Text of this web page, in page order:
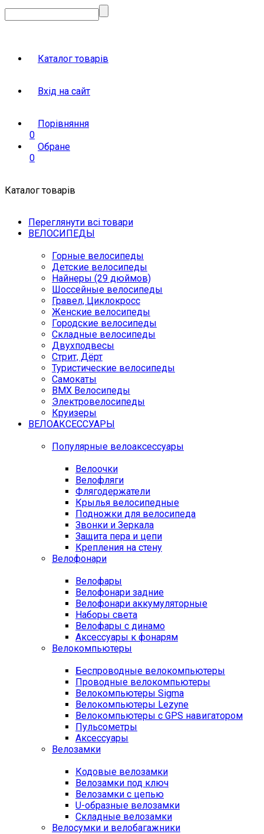
Каталог товарів
Вхід на сайт
Порівняння
0
Обране
0
Каталог товарів
Переглянути всі товари
ВЕЛОСИПЕДЫ
Горные велосипеды
Детские велосипеды
Найнеры (29 дюймов)
Шоссейные велосипеды
Гравел, Циклокросс
Женские велосипеды
Городcкие велосипеды
Складные велосипеды
Двухподвесы
Стрит, Дёрт
Туристические велосипеды
Самокаты
BMX Велосипеды
Электровелосипеды
Круизеры
ВЕЛОАКСЕССУАРЫ
Популярные велоаксессуары
Велоочки
Велофляги
Флягодержатели
Крылья велосипедные
Подножки для велосипеда
Звонки и Зеркала
Защита пера и цепи
Крепления на стену
Велофонари
Велофары
Велофонари задние
Велофонари аккумуляторные
Наборы света
Велофары с динамо
Аксессуары к фонарям
Велокомпьютеры
Беспроводные велокомпьютеры
Проводные велокомпьютеры
Велокомпьютеры Sigma
Велокомпьютеры Lezyne
Велокомпьютеры с GPS навигатором
Пульсометры
Аксессуары
Велозамки
Кодовые велозамки
Велозамки под ключ
Велозамки с цепью
U-образные велозамки
Складные велозамки
Велосумки и велобагажники